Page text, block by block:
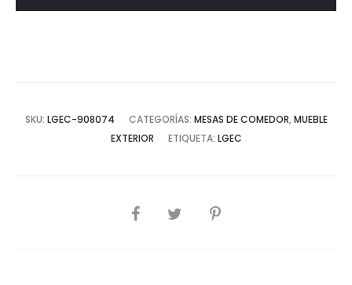
SKU: LGEC-908074 CATEGORÍAS: MESAS DE COMEDOR, MUEBLE
EXTERIOR
ETIQUETA: LGEC
COMPARTIR